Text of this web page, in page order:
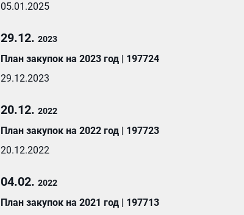
05.01.2025
29.12. 2023
План закупок на 2023 год | 197724
29.12.2023
20.12. 2022
План закупок на 2022 год | 197723
20.12.2022
04.02. 2022
План закупок на 2021 год | 197713